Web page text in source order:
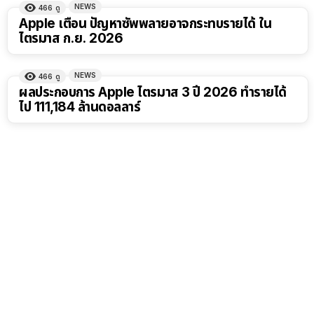
466 ดู NEWS
Apple เตือน ปัญหาซัพพลายอาจกระทบรายได้ ใน
ไตรมาส ก.ย. 2026
466 ดู NEWS
ผลประกอบการ Apple ไตรมาส 3 ปี 2026 ทำรายได้
ไป 111,184 ล้านดอลลาร์